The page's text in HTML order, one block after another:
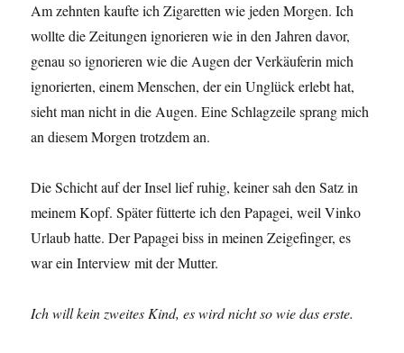
Am zehnten kaufte ich Zigaretten wie jeden Morgen. Ich
wollte die Zeitungen ignorieren wie in den Jahren davor,
genau so ignorieren wie die Augen der Verkäuferin mich
ignorierten, einem Menschen, der ein Unglück erlebt hat,
sieht man nicht in die Augen. Eine Schlagzeile sprang mich
an diesem Morgen trotzdem an.
Die Schicht auf der Insel lief ruhig, keiner sah den Satz in
meinem Kopf. Später fütterte ich den Papagei, weil Vinko
Urlaub hatte. Der Papagei biss in meinen Zeigefinger, es
war ein Interview mit der Mutter.
Ich will kein zweites Kind, es wird nicht so wie das erste.